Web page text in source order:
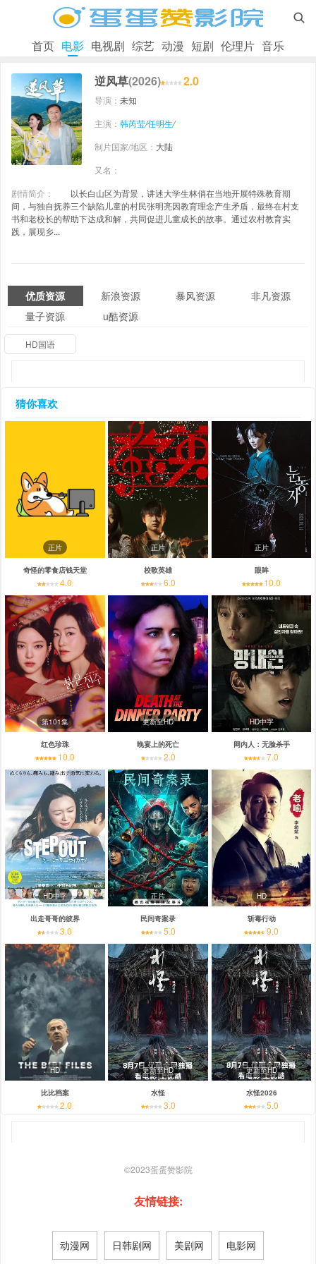

首页 电影 电视剧 综艺 动漫 短剧 伦理片 音乐
逆风草(2026) 2.0
导演： 未知
主演： 韩芮莹/任明生/
制片国家/地区： 大陆
又名：
剧情简介：
以长白山区为背景，讲述大学生林俏在当地开展特殊教育期
间，与独自抚养三个缺陷儿童的村民张明亮因教育理念产生矛盾，最终在村支
书和老校长的帮助下达成和解，共同促进儿童成长的故事。通过农村教育实
践，展现乡...
优质资源 新浪资源 暴风资源
非凡资源
量子资源
u酷资源
HD国语
猜你喜欢
正片
奇怪的零食店钱天堂
4.0
正片
校歌英雄
6.0
正片
眼眸
10.0
第101集
红色珍珠
10.0
更新至HD
晚宴上的死亡
2.0
HD中字
网内人：无脸杀手
7.0
HD中字
出走哥哥的彼界
3.0
正片
民间奇案录
5.0
HD
斩毒行动
9.0
HD
比比档案
2.0
更新至HD
水怪
3.0
更新至HD
水怪2026
5.0
©2023蛋蛋赞影院
友情链接:
动漫网 日韩剧网 美剧网 电影网